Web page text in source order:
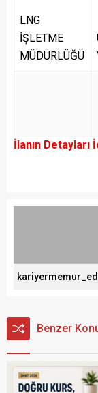
LNG
İŞLETME
MÜDÜRLÜĞÜ
İlanın Detayları
Benzer